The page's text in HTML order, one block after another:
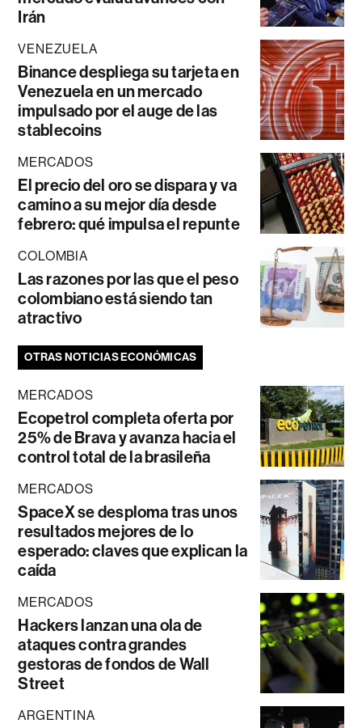
Irán
VENEZUELA
Binance despliega su tarjeta en
Venezuela en un mercado
impulsado por el auge de las
stablecoins
MERCADOS
El precio del oro se dispara y va
camino a su mejor día desde
febrero: qué impulsa el repunte
COLOMBIA
Las razones por las que el peso
colombiano está siendo tan
atractivo
OTRAS NOTICIAS ECONÓMICAS
MERCADOS
Ecopetrol completa oferta por
25% de Brava y avanza hacia el
control total de la brasileña
MERCADOS
SpaceX se desploma tras unos
resultados mejores de lo
esperado: claves que explican la
caída
MERCADOS
Hackers lanzan una ola de
ataques contra grandes
gestoras de fondos de Wall
Street
ARGENTINA